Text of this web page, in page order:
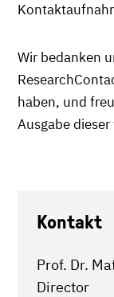
Wir bedanken
haben, und
Ausgabe
Kontakt
Prof. Dr.
Director